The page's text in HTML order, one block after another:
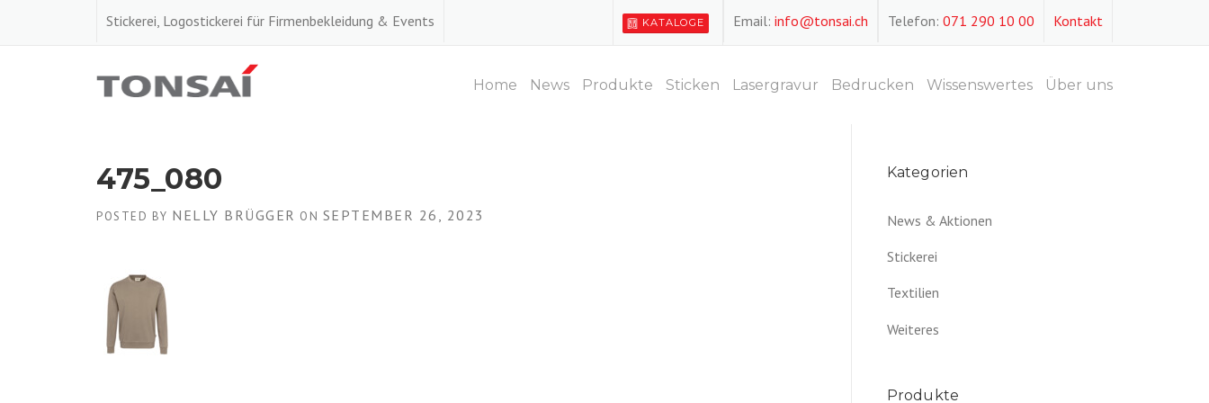
Stickerei, Logostickerei für Firmenbekleidung & Events Kontakt
Telefon: 071 290 10 00
Email: info@tonsai.ch
KATALOGE
Home News Produkte Sticken Lasergravur Bedrucken Wissenswertes Über uns
475_080
POSTED BY NELLY BRÜGGER ON SEPTEMBER 26, 2023
Kategorien
News & Aktionen
Stickerei
Textilien
Weiteres
Produkte